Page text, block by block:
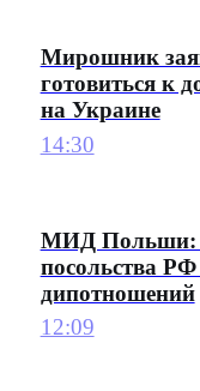
Мирошник
готовиться к
на Украине
14:30
МИД Польши:
посольства
дипотношений
12:09